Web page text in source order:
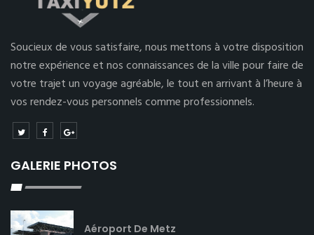
Soucieux de vous satisfaire, nous mettons à votre disposition
notre expérience et nos connaissances de la ville pour faire de
votre trajet un voyage agréable, le tout en arrivant à l’heure à
vos rendez-vous personnels comme professionnels.
GALERIE PHOTOS
Aéroport De Metz